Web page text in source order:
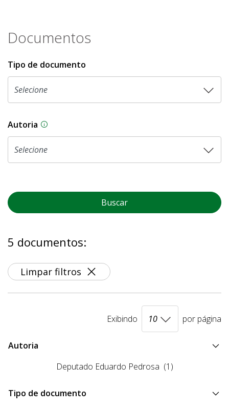
Documentos
Tipo de documento
Autoria As proposições legislativas na CLDF podem
Buscar
5 documentos:
Limpar filtros
Exibindo por página
Autoria
Deputado Eduardo Pedrosa (1)
Tipo de documento